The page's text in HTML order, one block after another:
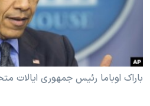
فرهنگ و زندگی
حقوق شهروندی
اقتصادی
علم و فناوری
مستندها
انتخابات ریاست جمهوری آمریکا ۲۰۲۴
حمله جمهوری اسلامی به اسرائیل
رمز مهسا
دنبال کنید
باراک اوباما رئیس جمهوری ایالات